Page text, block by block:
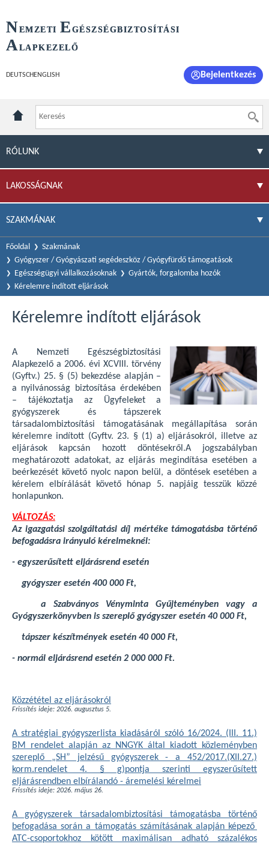
NEMZETI E GÉSZSÉGBIZTOSÍTÁSI
ALAPKEZELŐ
DEUTSCH ENGLISH Bejelentkezés
RÓLUNK
LAKOSSÁGNAK
SZAKMÁNAK
Főoldal
Szakmának
Gyógyszer / Gyógyászati segédeszköz / Gyógyfürdő támogatások
Egészségügyi vállalkozásoknak
Gyártók, forgalomba hozók
Kérelemre indított eljárások
Kérelemre indított eljárások
A Nemzeti Egészségbiztosítási
Alapkezelő a 2006. évi XCVIII. törvény
(Gyftv.) 25. § (5) bekezdése alapján –
a nyilvánosság biztosítása érdekében
– tájékoztatja az Ügyfeleket a
gyógyszerek és tápszerek
társadalombiztosítási támogatásának megállapítása során
kérelemre indított (Gyftv. 23. § (1) a) eljárásokról, illetve az
eljárások kapcsán hozott döntésekről.A jogszabályban
meghatározott adatokat, az eljárás megindítása esetében a
beérkezését követő nyolc napon belül, a döntések esetében a
kérelem elbírálását követő hónap 5. napjáig tesszük közzé
honlapunkon.
VÁLTOZÁS:
Az igazgatási szolgáltatási díj mértéke támogatásba történő
befogadásra irányuló kérelmeknél:
- egyszerűsített eljárásrend esetén
gyógyszer esetén 400 000 Ft,
a Szabványos Vényminta Gyűjteményben vagy a
Gyógyszerkönyvben is szereplő gyógyszer esetén 40 000 Ft,
tápszer készítmények esetén 40 000 Ft,
- normál eljárásrend esetén 2 000 000 Ft.
Közzététel az eljárásokról
Frissítés ideje: 2026. augusztus 5.
A stratégiai gyógyszerlista kiadásáról szóló 16/2024. (III. 11.)
BM rendelet alapján az NNGYK által kiadott közleményben
szereplő „SH” jelzésű gyógyszerek - a 452/2017.(XII.27.)
korm.rendelet 4. § g)pontja szerinti egyszerűsített
eljárásrendben elbírálandó - áremelési kérelmei
Frissítés ideje: 2026. május 26.
A gyógyszerek társadalombiztosítási támogatásba történő
befogadása során a támogatás számításának alapján képező
ATC-csoportokhoz kötött maximálisan adható százalékos